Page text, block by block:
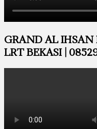
GRAND AL IHSAN
LRT BEKASI |